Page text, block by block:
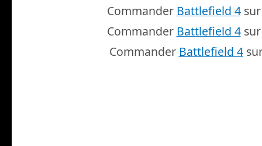
Commander Battlefield 4sur
Commander Battlefield 4sur
Commander Battlefield 4